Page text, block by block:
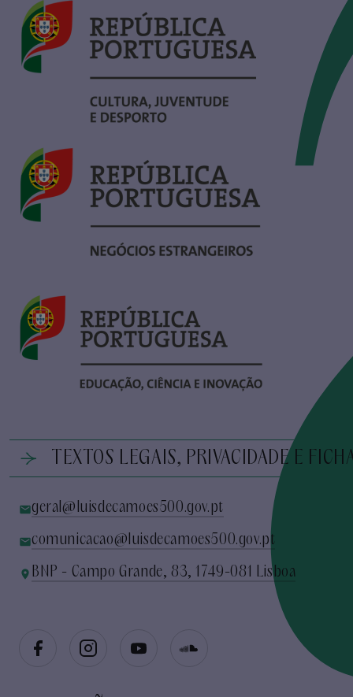
TEXTOS LEGAIS, PRIVACIDADE E
geral@luisdecamoes500.gov.pt
comunicacao@luisdecamoes500.gov.pt
BNP - Campo Grande, 83, 1749-081 Lisboa